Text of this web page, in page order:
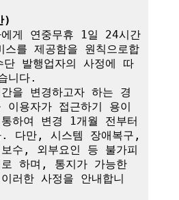
)
게 연중무휴 1일 24시간
스를 제공함을 원칙으로합
발행업자의 사정에 따
니다.
을 변경하고자 하는 경
이용자가 접근하기 용이
하여 변경 1개월 전부터
. 다만, 시스템 장애복구,
수, 외부요인 등 불가피
하며, 통지가 가능한
러한 사정을 안내합니